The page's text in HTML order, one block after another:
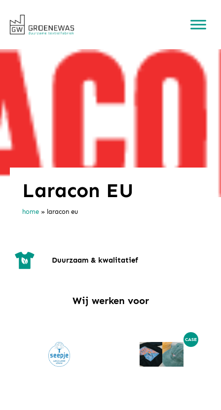
Laracon EU
home » laracon eu
Duurzaam & kwalitatief
Wij werken voor
CASE